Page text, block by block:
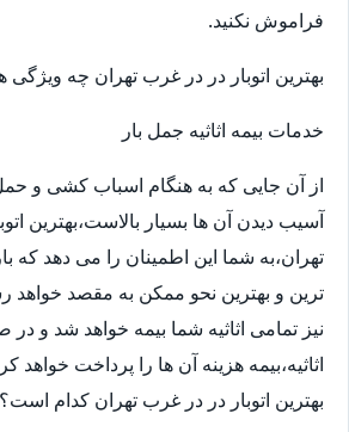
فراموش نکنید.
بهترین اتوبار در در غرب تهران چه ویژگی
خدمات بیمه اثاثیه جمل بار
از آن جایی که به هنگام اسباب کشی و حمل
آسیب دیدن آن ها بسیار بالاست،بهترین
تهران،به شما این اطمینان را می دهد که
ترین و بهترین نحو ممکن به مقصد خواهد
نیز تمامی اثاثیه شما بیمه خواهد شد و
اثاثیه،بیمه هزینه آن ها را پرداخت خواهد
بهترین اتوبار در در غرب تهران کدام است؟